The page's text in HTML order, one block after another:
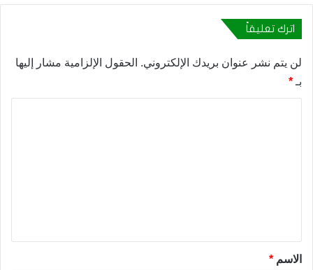
اترك تعليقاً
لن يتم نشر عنوان بريدك الإلكتروني. الحقول الإلزامية مشار إليها
بـ *
*الاسم *